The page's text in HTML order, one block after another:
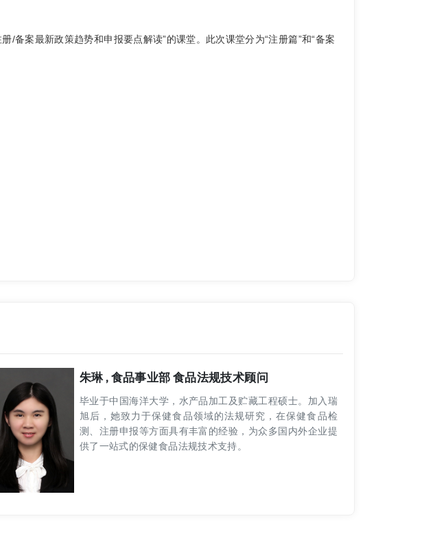
备案最新政策趋势和申报要点解读”的课堂。此次课堂分为“注册篇”和“备案
朱琳 , 食品事业部 食品法规技术顾问
毕业于中国海洋大学，水产品加工及贮藏工程硕士。加入瑞
旭后，她致力于保健食品领域的法规研究，在保健食品检
测、注册申报等方面具有丰富的经验，为众多国内外企业提
供了一站式的保健食品法规技术支持。